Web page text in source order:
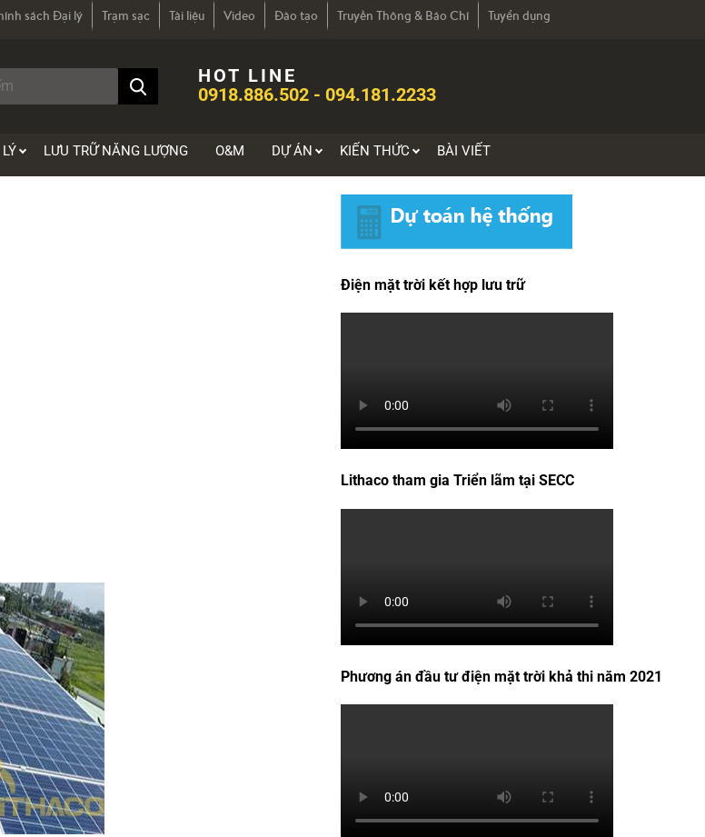
sách Đại lý Trạm sạc Tài liệu Video Đào tạo Truyền Thông & Báo Chí Tuyển dụng
HOT LINE
0918.886.502 - 094.181.2233
LƯU TRỮ NĂNG LƯỢNG O&M DỰ ÁN KIẾN THỨC BÀI VIẾT
Điện mặt trời kết hợp lưu trữ
Lithaco tham gia Triển lãm tại SECC
Phương án đầu tư điện mặt trời khả thi năm 2021